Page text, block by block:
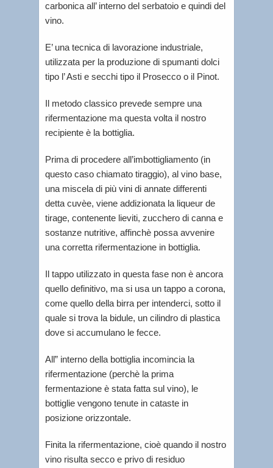
carbonica all’ interno del serbatoio e quindi del
vino.
E’ una tecnica di lavorazione industriale,
utilizzata per la produzione di spumanti dolci
tipo l’ Asti e secchi tipo il Prosecco o il Pinot.
Il metodo classico prevede sempre una
rifermentazione ma questa volta il nostro
recipiente è la bottiglia.
Prima di procedere all’imbottigliamento (in
questo caso chiamato tiraggio), al vino base,
una miscela di più vini di annate differenti
detta cuvèe, viene addizionata la liqueur de
tirage, contenente lieviti, zucchero di canna e
sostanze nutritive, affinchè possa avvenire
una corretta rifermentazione in bottiglia.
Il tappo utilizzato in questa fase non è ancora
quello definitivo, ma si usa un tappo a corona,
come quello della birra per intenderci, sotto il
quale si trova la bidule, un cilindro di plastica
dove si accumulano le fecce.
All” interno della bottiglia incomincia la
rifermentazione (perchè la prima
fermentazione è stata fatta sul vino), le
bottiglie vengono tenute in cataste in
posizione orizzontale.
Finita la rifermentazione, cioè quando il nostro
vino risulta secco e privo di residuo